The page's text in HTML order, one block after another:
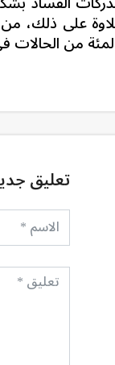
من الحالات في
تعليق